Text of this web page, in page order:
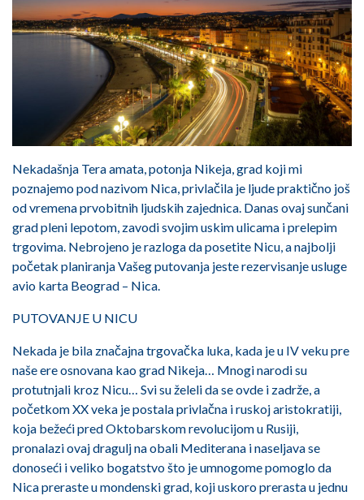
Nekadašnja Tera amata, potonja Nikeja, grad koji mi
poznajemo pod nazivom Nica, privlačila je ljude praktično još
od vremena prvobitnih ljudskih zajednica. Danas ovaj sunčani
grad pleni lepotom, zavodi svojim uskim ulicama i prelepim
trgovima. Nebrojeno je razloga da posetite Nicu, a najbolji
početak planiranja Vašeg putovanja jeste rezervisanje usluge
avio karta Beograd – Nica.
PUTOVANJE U NICU
Nekada je bila značajna trgovačka luka, kada je u IV veku pre
naše ere osnovana kao grad Nikeja… Mnogi narodi su
protutnjali kroz Nicu… Svi su želeli da se ovde i zadrže, a
početkom XX veka je postala privlačna i ruskoj aristokratiji,
koja bežeći pred Oktobarskom revolucijom u Rusiji,
pronalazi ovaj dragulj na obali Mediterana i naseljava se
donoseći i veliko bogatstvo što je umnogome pomoglo da
Nica preraste u mondenski grad, koji uskoro prerasta u jednu